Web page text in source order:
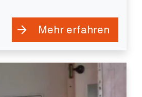
Mehr erfahren